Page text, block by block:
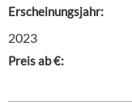
Erscheinungsjahr:
2023
Preis ab €: